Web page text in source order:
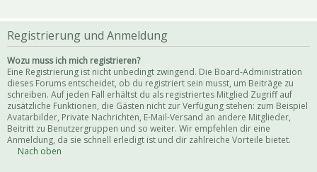
Registrierung und Anmeldung
Wozu muss ich mich registrieren?
Eine Registrierung ist nicht unbedingt zwingend. Die Board-Administration
dieses Forums entscheidet, ob du registriert sein musst, um Beiträge zu
schreiben. Auf jeden Fall erhältst du als registriertes Mitglied Zugriff auf
zusätzliche Funktionen, die Gästen nicht zur Verfügung stehen: zum Beispiel
Avatarbilder, Private Nachrichten, E-Mail-Versand an andere Mitglieder,
Beitritt zu Benutzergruppen und so weiter. Wir empfehlen dir eine
Anmeldung, da sie schnell erledigt ist und dir zahlreiche Vorteile bietet.
Nach oben